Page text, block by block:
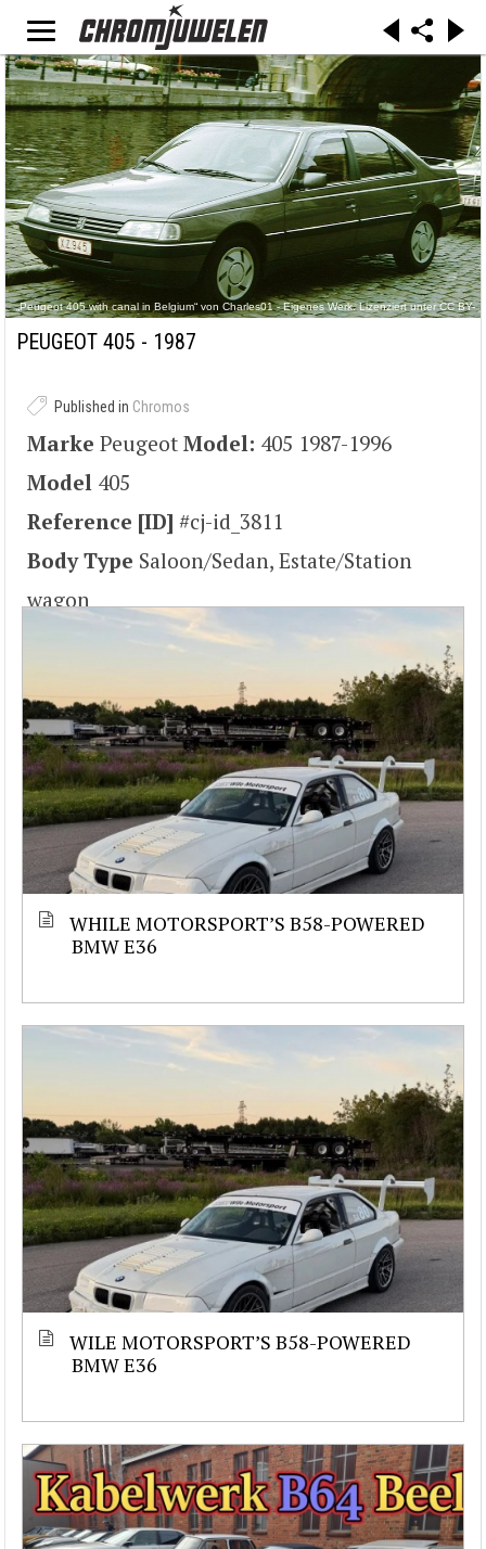
„Peugeot 405 with canal in Belgium“ von Charles01 - Eigenes Werk. Lizenziert unter CC BY-
SA 3.0 über Wikimedia Commons -
PEUGEOT 405 - 1987
Published in Chromos
Marke Peugeot Model: 405 1987-1996
Model 405
Reference [ID] #cj-id_3811
Body Type Saloon/Sedan, Estate/Station
wagon
WHILE MOTORSPORT’S B58-POWERED
BMW E36
WILE MOTORSPORT’S B58-POWERED
BMW E36